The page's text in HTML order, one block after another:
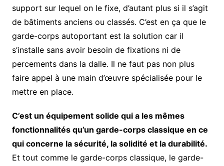
support sur lequel on le fixe, d’autant plus si il s’agit
de bâtiments anciens ou classés. C’est en ça que le
garde-corps autoportant est la solution car il
s’installe sans avoir besoin de fixations ni de
percements dans la dalle. Il ne faut pas non plus
faire appel à une main d’œuvre spécialisée pour le
mettre en place.
C’est un équipement solide qui a les mêmes
fonctionnalités qu’un garde-corps classique en ce
qui concerne la sécurité, la solidité et la durabilité.
Et tout comme le garde-corps classique, le garde-